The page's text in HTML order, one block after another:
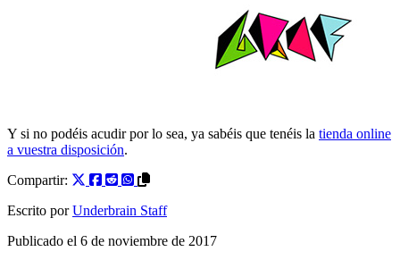
Y si no podéis acudir por lo sea, ya sabéis que tenéis la tienda online
a vuestra disposición.
Compartir:
Escrito por Underbrain Staff
Publicado el 6 de noviembre de 2017